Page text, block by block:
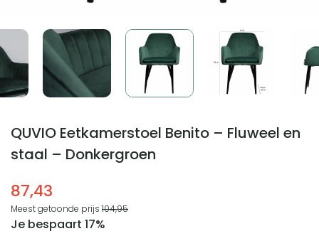
QUVIO Eetkamerstoel Benito – Fluweel en
staal – Donkergroen
87,43
Meest getoonde prijs 104,95
Je bespaart 17%